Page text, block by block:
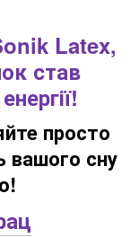
Latex,
став
просто
вашого сну